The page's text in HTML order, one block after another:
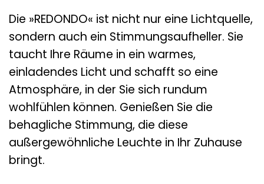
Die »REDONDO« ist nicht nur eine Lichtquelle,
sondern auch ein Stimmungsaufheller. Sie
taucht Ihre Räume in ein warmes,
einladendes Licht und schafft so eine
Atmosphäre, in der Sie sich rundum
wohlfühlen können. Genießen Sie die
behagliche Stimmung, die diese
außergewöhnliche Leuchte in Ihr Zuhause
bringt.